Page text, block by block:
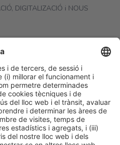
DIGITALIZACIÓ i NOUS